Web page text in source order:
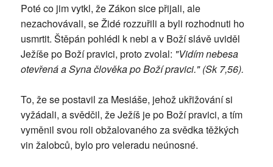
Poté co jim vytkl, že Zákon sice přijali, ale
nezachovávali, se Židé rozzuřili a byli rozhodnuti ho
usmrtit. Štěpán pohlédl k nebi a v Boží slávě uviděl
Ježíše po Boží pravici, proto zvolal: "Vidím nebesa
otevřená a Syna člověka po Boží pravici." (Sk 7,56).
To, že se postavil za Mesiáše, jehož ukřižování si
vyžádali, a svědčil, že Ježíš je po Boží pravici, a tím
vyměnil svou roli obžalovaného za svědka těžkých
vin žalobců, bylo pro veleradu neúnosné.